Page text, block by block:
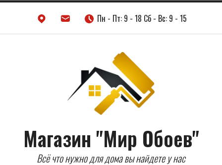
Пн - Пт: 9 - 18 Сб - Вс: 9 - 15
Магазин "Мир Обоев"
Всё что нужно для дома вы найдете у нас